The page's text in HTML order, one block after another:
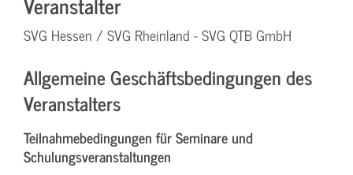
SVG Hessen / SVG Rheinland - SVG QTB GmbH
Allgemeine Geschäftsbedingungen des
Veranstalters
Teilnahmebedingungen für Seminare und
Schulungsveranstaltungen